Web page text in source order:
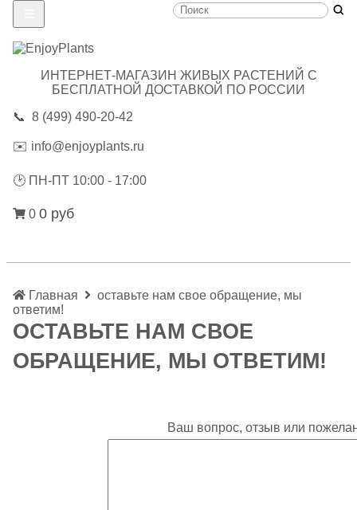
ИНТЕРНЕТ-МАГАЗИН ЖИВЫХ РАСТЕНИЙ С
БЕСПЛАТНОЙ ДОСТАВКОЙ ПО РОССИИ
📞 8 (499) 490-20-42
✉️ info@enjoyplants.ru
🕑 ПН-ПТ 10:00 - 17:00
0 0 руб
Главная
оставьте нам свое обращение, мы
ответим!
ОСТАВЬТЕ НАМ СВОЕ
ОБРАЩЕНИЕ, МЫ ОТВЕТИМ!
Ваш вопрос, отзыв или